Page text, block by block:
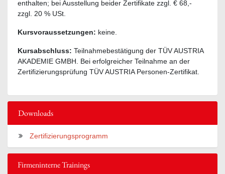
enthalten; bei Ausstellung beider Zertifikate zzgl. € 68,-
zzgl. 20 % USt.
Kursvoraussetzungen: keine.
Kursabschluss: Teilnahmebestätigung der TÜV AUSTRIA
AKADEMIE GMBH. Bei erfolgreicher Teilnahme an der
Zertifizierungsprüfung TÜV AUSTRIA Personen-Zertifikat.
Downloads
Zertifizierungsprogramm
Firmeninterne Trainings